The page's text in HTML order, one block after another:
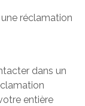
réclamation
dans un
entière